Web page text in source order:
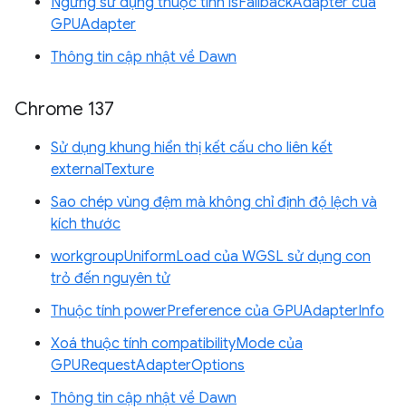
GPUAdapter
Thông tin cập nhật về Dawn
Chrome 137
Sử dụng khung hiển thị kết cấu cho liên kết
externalTexture
Sao chép vùng đệm mà không chỉ định độ lệch và
kích thước
workgroupUniformLoad của WGSL sử dụng con
trỏ đến nguyên tử
Thuộc tính powerPreference của GPUAdapterInfo
Xoá thuộc tính compatibilityMode của
GPURequestAdapterOptions
Thông tin cập nhật về Dawn